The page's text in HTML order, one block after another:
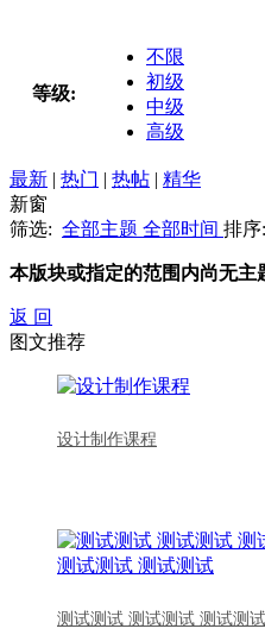
等级:
不限
初级
中级
高级
最新 | 热门 | 热帖 | 精华
新窗
筛选: 全部主题 全部时间 排序:
本版块或指定的范围内尚无主
返 回
图文推荐
设计制作课程
测试测试 测试测试 测试测